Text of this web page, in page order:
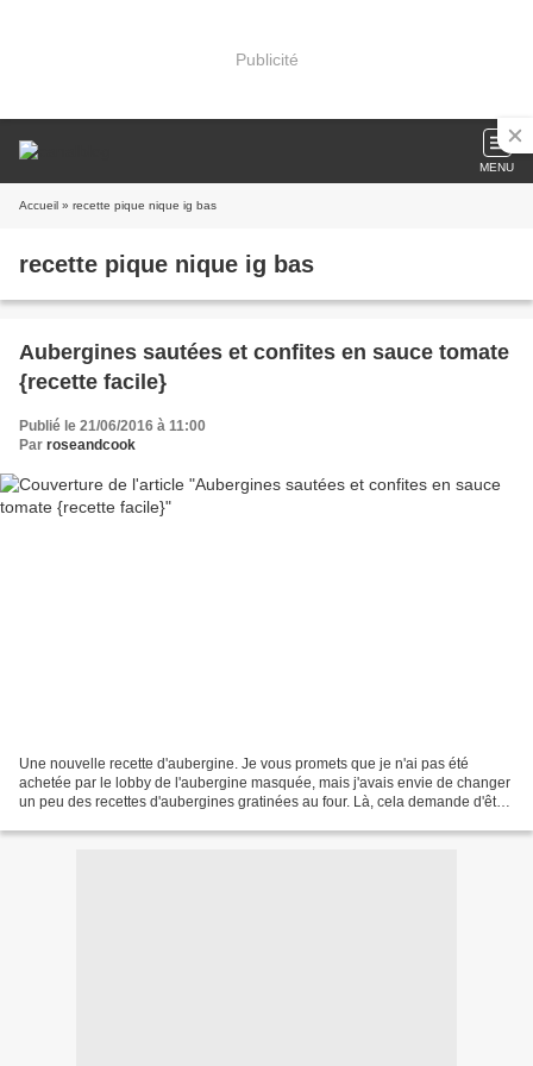
Publicité
MENU
Accueil » recette pique nique ig bas
recette pique nique ig bas
Aubergines sautées et confites en sauce tomate
{recette facile}
Publié le 21/06/2016 à 11:00
Par roseandcook
Une nouvelle recette d'aubergine. Je vous promets que je n'ai pas été
achetée par le lobby de l'aubergine masquée, mais j'avais envie de changer
un peu des recettes d'aubergines gratinées au four. Là, cela demande d'être